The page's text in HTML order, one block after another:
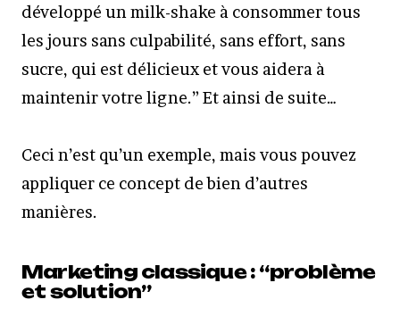
développé un milk-shake à consommer tous
les jours sans culpabilité, sans effort, sans
sucre, qui est délicieux et vous aidera à
maintenir votre ligne.” Et ainsi de suite…
Ceci n’est qu’un exemple, mais vous pouvez
appliquer ce concept de bien d’autres
manières.
Marketing classique : “problème
et solution”